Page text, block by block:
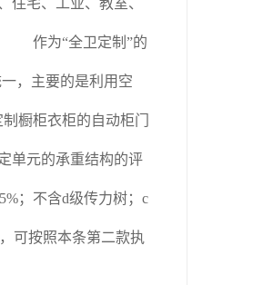
宅、工业、教室、
。 作为“全卫定制”的
，主要的是利用空
橱柜衣柜的自动柜门
单元的承重结构的评
；不含d级传力树；c
可按照本条第二款执